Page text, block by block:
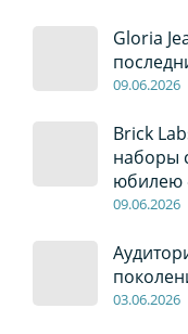
Gloria
09.06.2026
Brick
наборы
юбилею
09.06.2026
03.06.2026